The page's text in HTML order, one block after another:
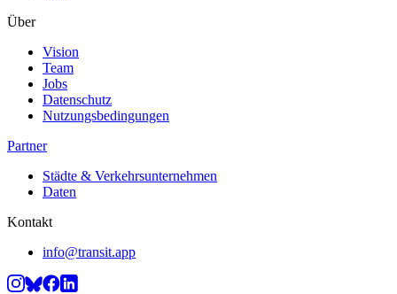
Über
Vision
Team
Jobs
Datenschutz
Nutzungsbedingungen
Partner
Städte & Verkehrsunternehmen
Daten
Kontakt
info@transit.app